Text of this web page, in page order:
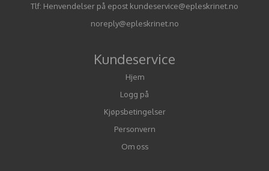
Tlf: Henvendelser på epost kundeservice@epleskrinet.no
noreply@epleskrinet.no
Kundeservice
Hjem
Logg på
Kjøpsbetingelser
Personvern
Om oss